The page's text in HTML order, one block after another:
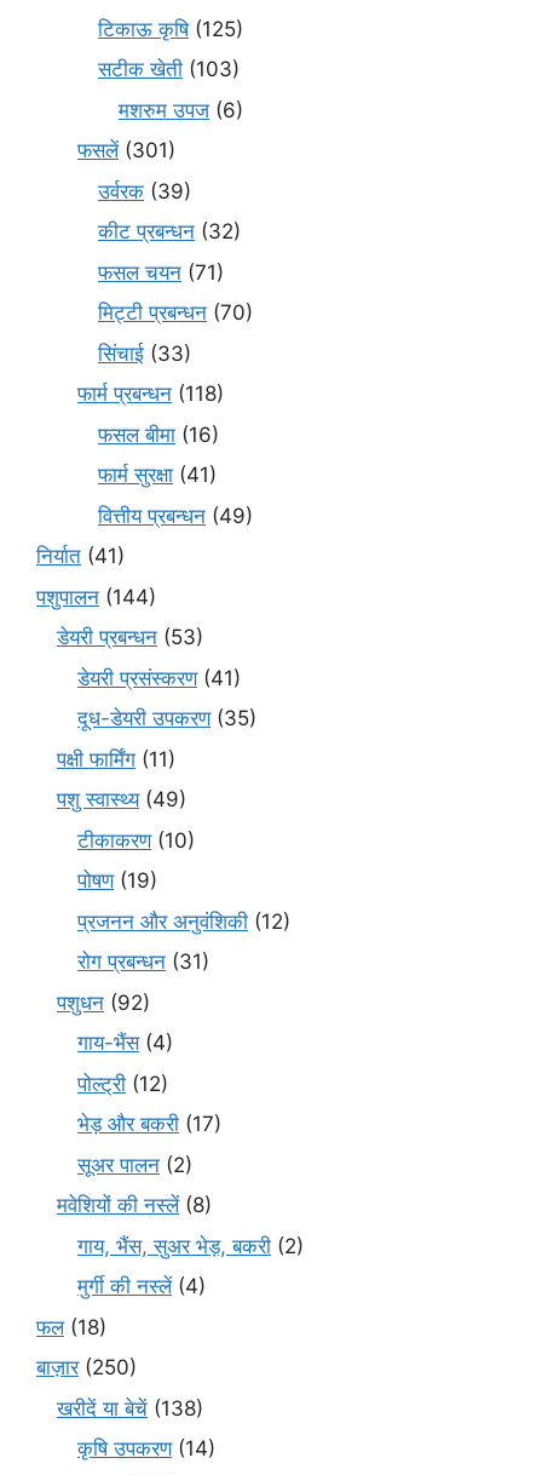
टिकाऊ कृषि(125)
सटीक खेती (103)
मशरुम उपज (6)
फसलें(301)
उर्वरक (39)
कीट प्रबन्धन (32)
फसल चयन (71)
मि‌ट्टी प्रबन्धन (70)
सिंचाई (33)
फार्म प्रबन्धन (118)
फसल बीमा (16)
फार्म सुरक्षा (41)
वित्तीय प्रबन्धन (49)
निर्यात (41)
पशुपालन (144)
डेयरी प्रबन्धन (53)
डेयरी प्रसंस्करण(41)
दूध-डेयरी उपकरण(35)
पक्षी फार्मिंग (11)
पशु स्वास्थ्य(49)
टीकाकरण(10)
पोषण(19)
प्रजनन और अनुवंशिकी (12)
रोग प्रबन्धन (31)
पशुधन (92)
गाय-भैंस(4)
पोल्ट्री (12)
भेड़ और बकरी (17)
सूअर पालन (2)
मवेशियों की नस्लें(8)
गाय, भैंस, सुअर भेड़, बकरी (2)
मुर्गी की नस्लें(4)
फल(18)
बाज़ार(250)
खरीदें या बेचें (138)
कृषि उपकरण(14)